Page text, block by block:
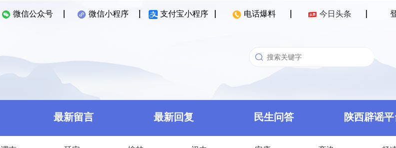
微信公众号 微信小程序 支付宝小程序 电话爆料 今日头条
最新留言 最新回复 民生问答 陕西辟谣